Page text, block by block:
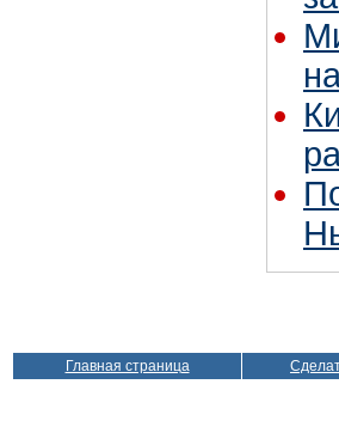
Главная страница